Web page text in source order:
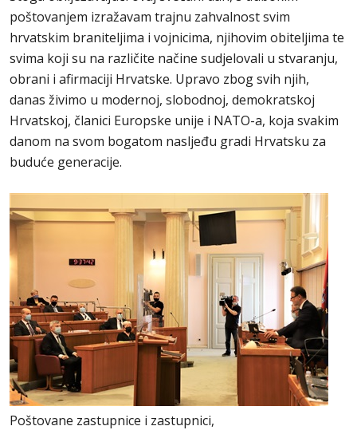
poštovanjem izražavam trajnu zahvalnost svim
hrvatskim braniteljima i vojnicima, njihovim obiteljima te
svima koji su na različite načine sudjelovali u stvaranju,
obrani i afirmaciji Hrvatske. Upravo zbog svih njih,
danas živimo u modernoj, slobodnoj, demokratskoj
Hrvatskoj, članici Europske unije i NATO-a, koja svakim
danom na svom bogatom nasljeđu gradi Hrvatsku za
buduće generacije.
Poštovane zastupnice i zastupnici,